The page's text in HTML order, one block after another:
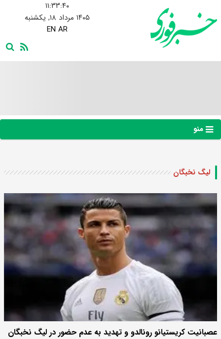
۱۱:۳۳:۴۱
۱۴۰۵ مرداد ۱۸, یکشنبه
EN AR
منو
لیگ نخبگان
عصبانیت کریستیانو رونالدو و تهدید به عدم حضور در لیگ نخبگان